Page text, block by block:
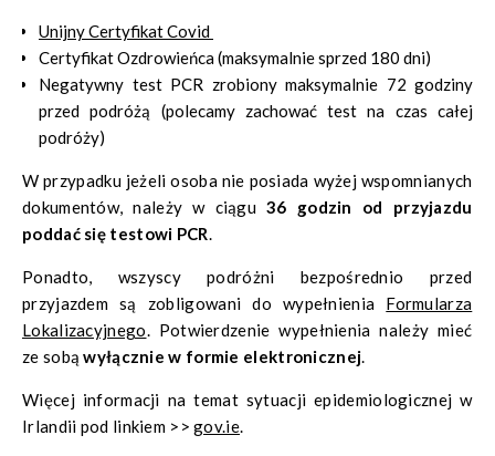
Unijny Certyfikat Covid
Certyfikat Ozdrowieńca (maksymalnie sprzed 180 dni)
Negatywny test PCR zrobiony maksymalnie 72 godziny
przed podróżą (polecamy zachować test na czas całej
podróży)
W przypadku jeżeli osoba nie posiada wyżej wspomnianych
dokumentów, należy w ciągu36 godzin od przyjazdu
poddać się testowi PCR.
Ponadto, wszyscy podróżni bezpośrednio przed
przyjazdem są zobligowani do wypełnienia Formularza
Lokalizacyjnego. Potwierdzenie wypełnienia należy mieć
ze sobąwyłącznie w formie elektronicznej.
Więcej informacji na temat sytuacji epidemiologicznej w
Irlandii pod linkiem >>gov.ie.